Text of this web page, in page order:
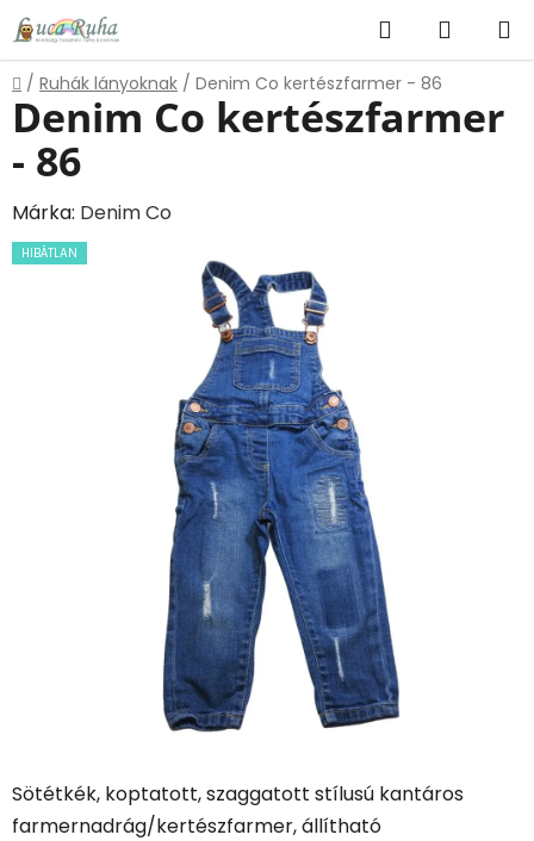
Ugrás
fő
tartalomhoz
KeresésKOSÁR
Kezdőlap
/ Ruhák lányoknak / Denim Co kertészfarmer - 86
Sötétkék, koptatott, szaggatott stílusú kantáros
farmernadrág/kertészfarmer, állítható
Denim Co kertészfarmer
- 86
Márka: Denim Co
HIBÁTLAN